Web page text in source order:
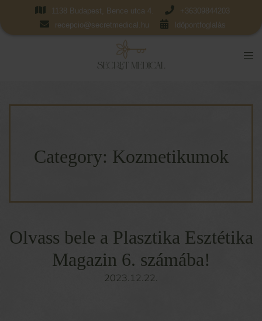
1138 Budapest, Bence utca 4.
+36309844203
recepcio@secretmedical.hu
Időpontfoglalás
Category: Kozmetikumok
Olvass bele a Plasztika Esztétika
Magazin 6. számába!
2023.12.22.